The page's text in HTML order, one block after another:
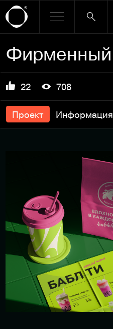
22 708
Проект Информация